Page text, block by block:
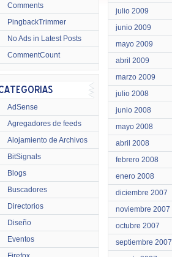
Comments
PingbackTrimmer
No Ads in Latest Posts
CommentCount
AdSense
Agregadores de feeds
Alojamiento de Archivos
BitSignals
Blogs
Buscadores
Directorios
Diseño
Eventos
julio 2009
junio 2009
mayo 2009
abril 2009
marzo 2009
julio 2008
junio 2008
mayo 2008
abril 2008
febrero 2008
enero 2008
diciembre 2007
noviembre 2007
octubre 2007
septiembre 2007